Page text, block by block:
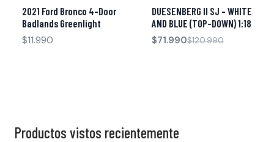
2021 Ford Bronco 4-Door
Badlands Greenlight
$11.990
DUESENBERG II SJ - WHITE
AND BLUE (TOP-DOWN) 1:18
$71.990$120.990
Productos vistos recientemente